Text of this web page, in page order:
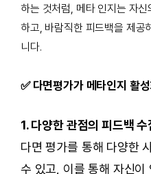
하는 것처럼, 메타 인지는 자
하고, 바람직한 피드백을 제공
니다.
✅ 다면평가가 메타인지 활
1. 다양한 관점의 피드백 수
다면 평가를 통해 다양한
수 있고, 이를 통해 자신이